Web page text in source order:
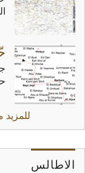
للمزيد
الاطالس